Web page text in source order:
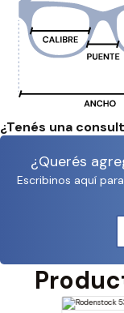
¿Tenés una
¿Querés
Escribinos aquí